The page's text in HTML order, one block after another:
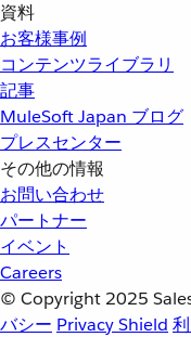
資料
お客様事例
コンテンツライブラリ
記事
MuleSoft Japan ブログ
プレスセンター
その他の情報
お問い合わせ
パートナー
イベント
Careers
© Copyright 2025
バシー Privacy Shield